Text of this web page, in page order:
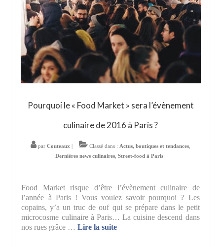
Pourquoi le « Food Market » sera l’évènement
culinaire de 2016 à Paris ?
par Couteaux Classé dans : Actus, boutiques et tendances
Dernières news culinaires Street-food à Paris
Food Market risque d’être l’évènement culinaire de
l’année à Paris ! Vous voulez savoir pourquoi ? Les
copains, y’a un truc de ouf qui se prépare dans le petit
microcosme culinaire à Paris… La cuisine descend dans
nos rues grâce …Lire la suite­­